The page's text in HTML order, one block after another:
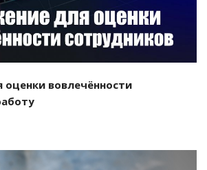
оценки вовлечённости